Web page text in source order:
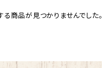
る商品が見つかりませんでした。